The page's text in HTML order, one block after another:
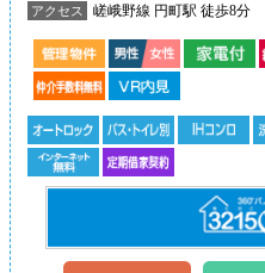
アクセス 嵯峨野線 円町駅 徒歩8分